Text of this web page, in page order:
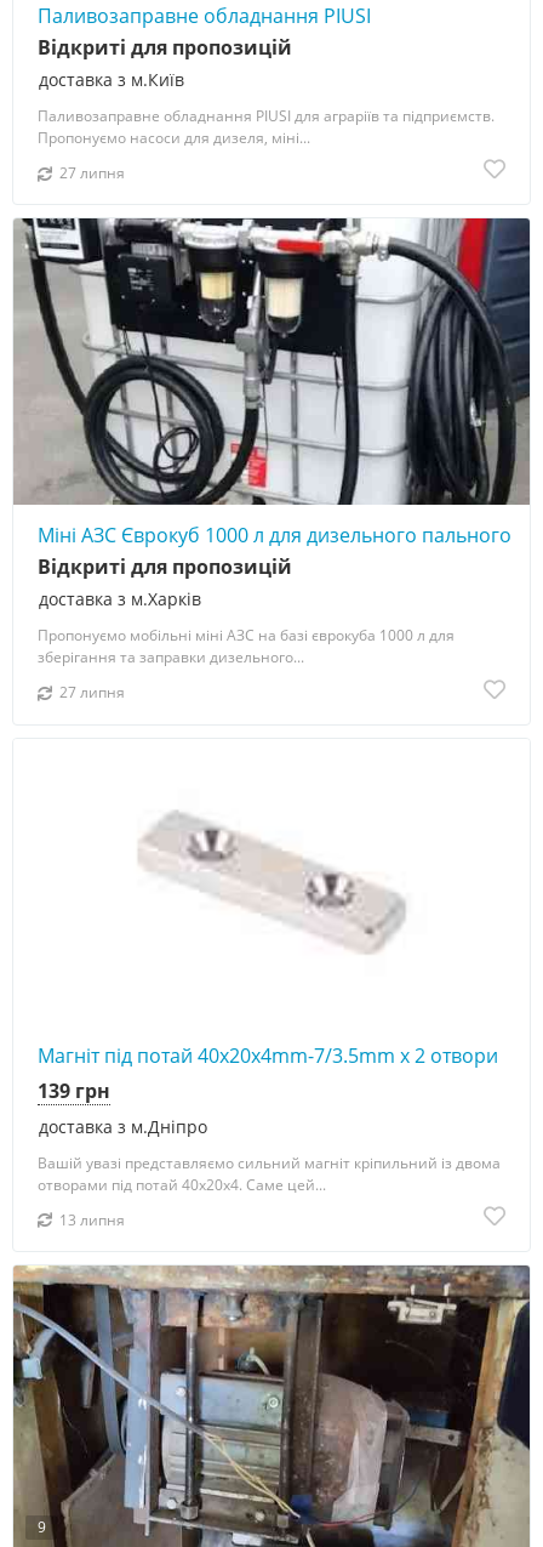
Паливозаправне обладнання PIUSI
доставка з м.Київ
Відкриті для пропозицій
Паливозаправне обладнання PIUSI для аграріїв та підприємств.
Пропонуємо насоси для дизеля, міні...
27 липня
Міні АЗС Єврокуб 1000 л для дизельного пального
доставка з м.Харків
Відкриті для пропозицій
Пропонуємо мобільні міні АЗС на базі єврокуба 1000 л для
зберігання та заправки дизельного...
27 липня
Магніт під потай 40x20x4mm-7/3.5mm х 2 отвори
доставка з м.Дніпро
139 грн
Вашій увазі представляємо сильний магніт кріпильний із двома
отворами під потай 40х20х4. Саме цей...
13 липня
9